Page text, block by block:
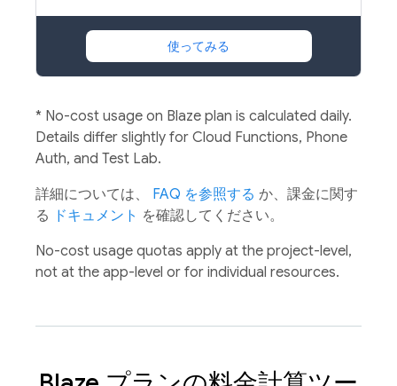
使ってみる
* No-cost usage on Blaze plan is calculated daily.
Details differ slightly for Cloud Functions, Phone
Auth, and Test Lab.
詳細については、 FAQ を参照する か、課金に関す
る ドキュメント を確認してください。
No-cost usage quotas apply at the project-level,
not at the app-level or for individual resources.